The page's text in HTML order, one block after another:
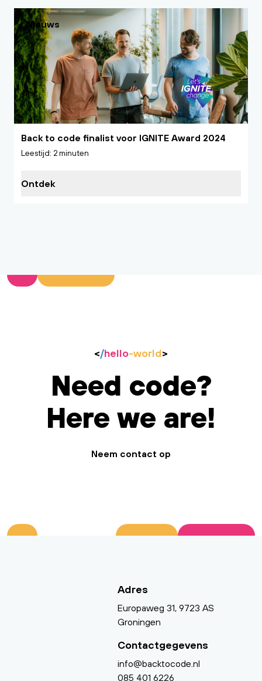
Nieuws
Back to code finalist voor IGNITE Award 2024
Leestijd: 2 minuten
Ontdek
</hello-world>
Need code?
Here we are!
Neem contact op
Adres
Europaweg 31, 9723 AS
Groningen
Contactgegevens
info@backtocode.nl
085 401 6226